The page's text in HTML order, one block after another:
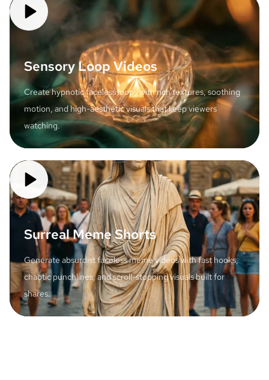
Sensory Loop Videos
Create hypnotic faceless loops with rich textures, soothing
motion, and high-aesthetic visuals that keep viewers
watching.
Surreal Meme Shorts
Generate absurdist faceless meme videos with fast hooks,
chaotic punchlines, and scroll-stopping visuals built for
shares.